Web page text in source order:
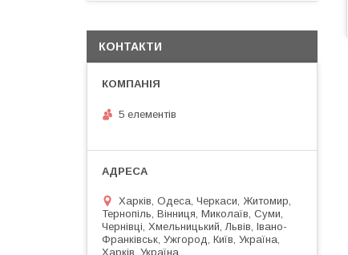
КОНТАКТИ
5 елементів
Харків, Одеса, Черкаси, Житомир,
Тернопіль, Вінниця, Миколаїв, Суми,
Чернівці, Хмельницький, Львів, Івано-
Франківськ, Ужгород, Київ, Україна,
Харків, Україна